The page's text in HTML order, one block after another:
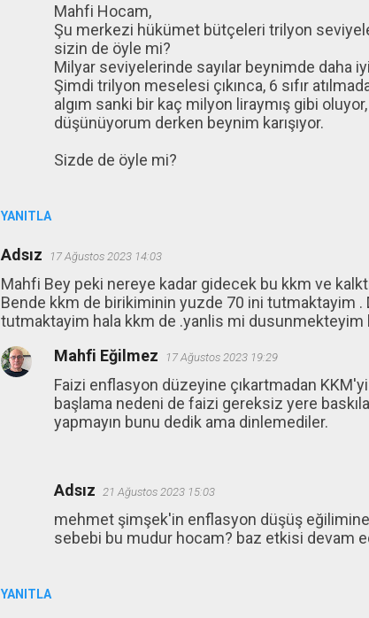
YANITLA
Mahfi Hocam,
Şu merkezi hükümet bütçeleri trilyon
sizin de öyle mi?
Milyar seviyelerinde sayılar beynimde daha
Şimdi trilyon meselesi çıkınca, 6 sıfır
algım sanki bir kaç milyon liraymış gibi
düşünüyorum derken beynim karışıyor.
Sizde de öyle mi?
Adsız 17 Ağustos 2023 14:03
Mahfi Bey peki nereye kadar gidecek bu kkm ve
Bende kkm de birikiminin yuzde 70 ini tutmaktayim
tutmaktayim hala kkm de .yanlis mi dusunmekteyim
YANITLA
Mahfi Eğilmez 17 Ağustos 2023 19:29
Faizi enflasyon düzeyine çıkartmadan
başlama nedeni de faizi gereksiz yere
yapmayın bunu dedik ama dinlemediler.
Adsız 21 Ağustos 2023 15:03
mehmet şimşek'in enflasyon düşüş eğilimine
sebebi bu mudur hocam? baz etkisi devam